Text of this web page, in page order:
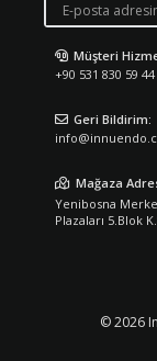
Müşteri
+90 531 830 59 44
Geri Bildirim:
Mağaza
Yenibosna
Plazaları 5.Blok
© 2026